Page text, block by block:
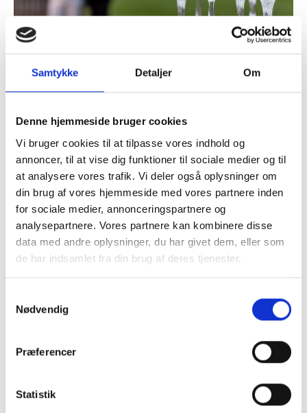
Samtykke Detaljer Om
Denne hjemmeside bruger cookies
Vi bruger cookies til at tilpasse vores indhold og
annoncer, til at vise dig funktioner til sociale medier og til
at analysere vores trafik. Vi deler også oplysninger om
din brug af vores hjemmeside med vores partnere inden
for sociale medier, annonceringspartnere og
analysepartnere. Vores partnere kan kombinere disse
data med andre oplysninger, du har givet dem, eller som
de har indsamlet fra din brug af deres tjenester.
personoplysninger i vores privatlivspolitik, som du
Nødvendig
Præferencer
Statistik
Oplevelsespakker
personaleforeningen, firmaets kunder, sportsklubben når
vores oplevelsespakke er dit besøg tilrettelagt fra A til Z
Læs mere
Mad og drikke